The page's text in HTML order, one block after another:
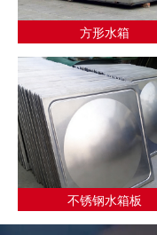
方形水箱
不锈钢水箱板